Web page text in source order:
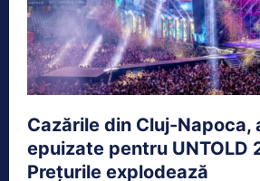
Cazările din Cluj-Napoca,
epuizate pentru UNTOLD
Prețurile explodează